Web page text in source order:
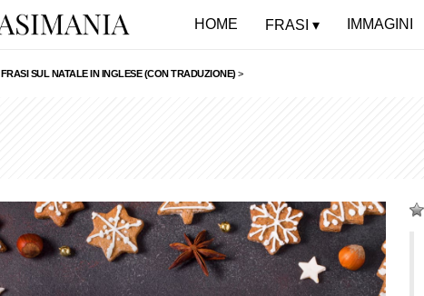
HOME FRASI IMMAGINI
FRASI SUL NATALE IN INGLESE (CON TRADUZIONE) >